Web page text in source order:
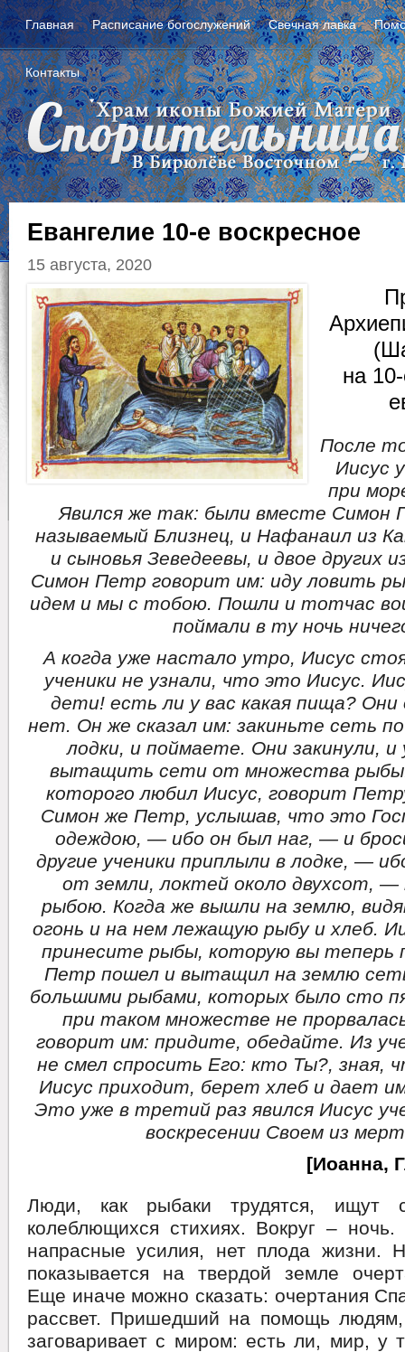
Главная Расписание богослужений Свечная лавка
Контакты
Евангелие 10-е воскресное
15 августа, 2020
на
После
Иисус
при
Явился же так: были вместе Симон
называемый Близнец, и Нафанаил из
и сыновья Зеведеевы, и двое других
Симон Петр говорит им: иду ловить
идем и мы с тобою. Пошли и тотчас
поймали в ту ночь
А когда уже настало утро, Иисус
ученики не узнали, что это Иисус.
дети! есть ли у вас какая пища? Они
нет. Он же сказал им: закиньте сеть
лодки, и поймаете. Они закинули, и
вытащить сети от множества рыбы.
которого любил Иисус, говорит
Симон же Петр, услышав, что это
одеждою, — ибо он был наг, — и
другие ученики приплыли в лодке, —
от земли, локтей около двухсот,
рыбою. Когда же вышли на землю,
огонь и на нем лежащую рыбу и хлеб.
принесите рыбы, которую вы теперь
Петр пошел и вытащил на землю
большими рыбами, которых было сто
при таком множестве не
говорит им: придите, обедайте. Из
не смел спросить Его: кто Ты?, зная,
Иисус приходит, берет хлеб и дает
Это уже в третий раз явился Иисус
воскресении Своем из
[Иоанна,
Люди, как рыбаки трудятся, ищут
колеблющихся стихиях. Вокруг –
напрасные усилия, нет плода жизни.
показывается на твердой земле
Еще иначе можно сказать: очертания
рассвет. Пришедший на помощь
заговаривает с миром: есть ли, мир, у